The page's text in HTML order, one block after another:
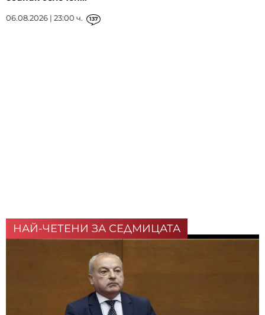
06.08.2026 | 23:00 ч. 137
НАЙ-ЧЕТЕНИ ЗА СЕДМИЦАТА